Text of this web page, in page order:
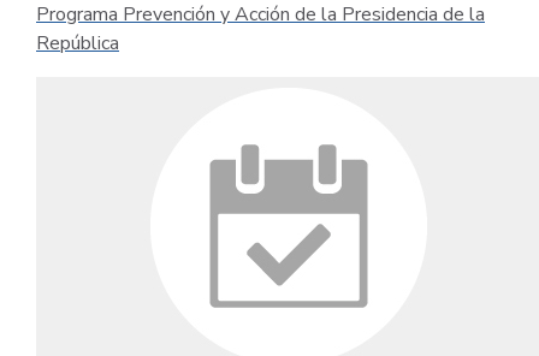
Programa Prevención y Acción de la Presidencia de la
República